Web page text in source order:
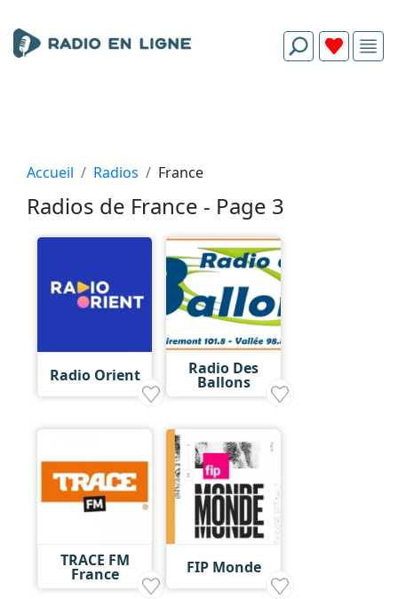
Accueil Radios France
Radios de France - Page 3
Radio Orient Radio Des
Ballons
TRACE FM
France FIP Monde